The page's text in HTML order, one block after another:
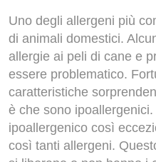
Uno degli allergeni più
di animali domestici.
allergie ai peli di cane e
essere problematico.
caratteristiche
è che sono
ipoallergenico così
così tanti allergeni.